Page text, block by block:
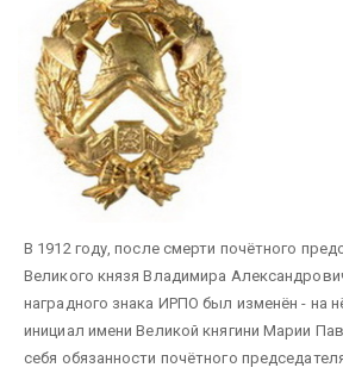
В 1912 году, после смерти почётного
Великого князя Владимира
наградного знака ИРПО был изменён - на
инициал имени Великой княгини Марии
себя обязанности почётного